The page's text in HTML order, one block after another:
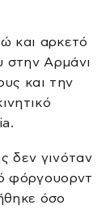
και αρκετό
στην Αρμάνι
και την
δεν γινόταν
φόργουορντ
όσο